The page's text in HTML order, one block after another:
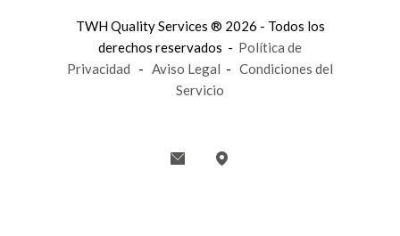
TWH Quality Services ® 2026 - Todos los
derechos reservados - Política de
Privacidad - Aviso Legal - Condiciones del
Servicio